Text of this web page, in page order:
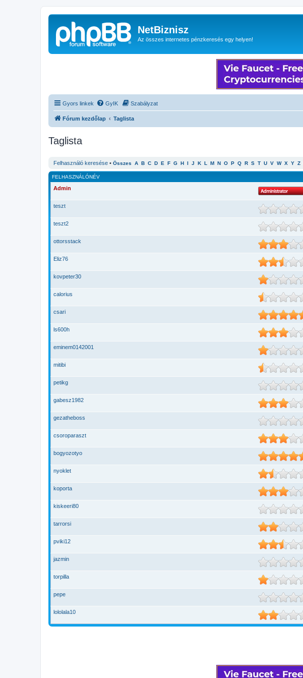
NetBiznisz
Az összes internetes pénzkeresés egy helyen!
Gyors linkek GyIK Szabályzat
Fórum kezdőlap Taglista
Taglista
Felhasználó keresése • Összes A B C D E F G H I J K L M N O P Q R S T U V W X Y Z
FELHASZNÁLÓNÉV
Admin
teszt
teszt2
ottorsstack
Eliz76
kovpeter30
calorius
csari
ls600h
eminem0142001
mitibi
petikg
gabesz1982
gezatheboss
csoroparaszt
bogyozotyo
nyoklet
koporta
kiskeeri80
tarrorsi
pviki12
jazmin
torpilla
pepe
lololala10